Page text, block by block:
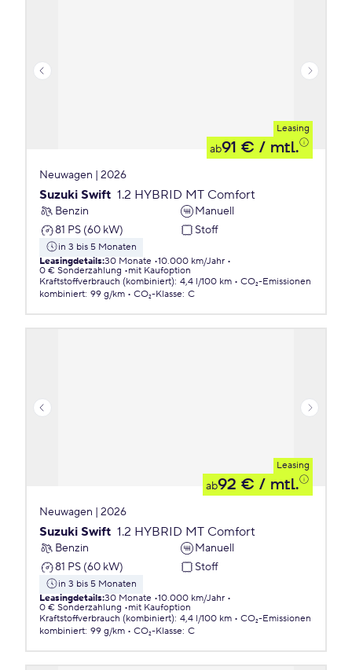
Leasing
ab91 € / mtl.
Neuwagen | 2026
Suzuki Swift 1.2 HYBRID MT Comfort
Benzin
Manuell
81 PS (60 kW)
Stoff
in 3 bis 5 Monaten
Leasingdetails:30 Monate 10.000 km/Jahr
0 € Sonderzahlung
mit Kaufoption
Kraftstoffverbrauch (kombiniert): 4,4 l/100 km
CO₂-Emissionen
kombiniert: 99 g/km CO₂-Klasse: C
Leasing
ab92 € / mtl.
Neuwagen | 2026
Suzuki Swift 1.2 HYBRID MT Comfort
Benzin
Manuell
81 PS (60 kW)
Stoff
in 3 bis 5 Monaten
Leasingdetails:30 Monate 10.000 km/Jahr
0 € Sonderzahlung
mit Kaufoption
Kraftstoffverbrauch (kombiniert): 4,4 l/100 km
CO₂-Emissionen
kombiniert: 99 g/km CO₂-Klasse: C